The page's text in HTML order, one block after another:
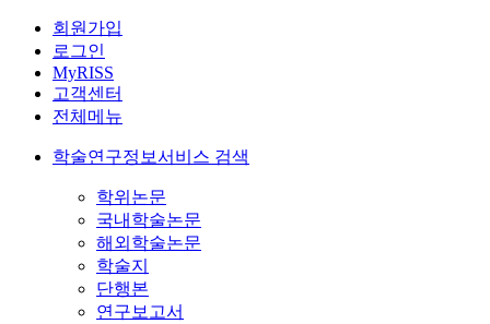
회원가입
로그인
MyRISS
고객센터
전체메뉴
학술연구정보서비스 검색
학위논문
국내학술논문
해외학술논문
학술지
단행본
연구보고서